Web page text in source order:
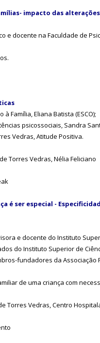
impacto das
e docente na Faculdade de
à Família, Eliana Batista (ESCO);
psicossociais, Sandra
Vedras, Atitude Positiva.
Torres Vedras, Nélia Feliciano
é ser especial -
e docente do Instituto
do Instituto Superior de
fundadores da
de uma criança com
Torres Vedras, Centro